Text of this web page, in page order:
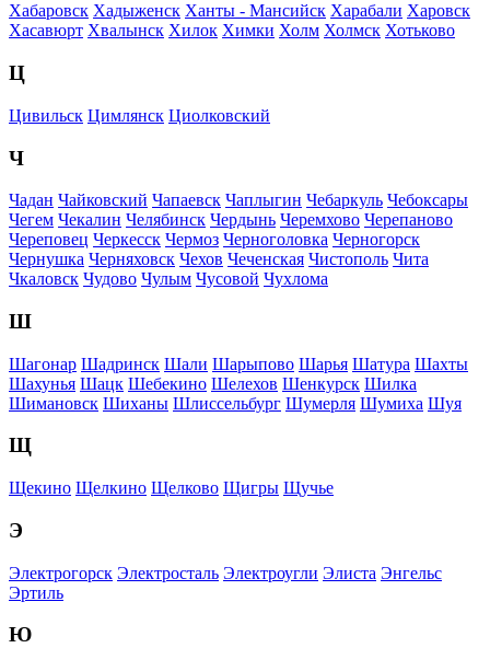
Хабаровск Хадыженск Ханты - Мансийск Харабали Харовск
Хасавюрт Хвалынск Хилок Химки Холм Холмск Хотьково
Ц
Цивильск Цимлянск Циолковский
Ч
Чадан Чайковский Чапаевск Чаплыгин Чебаркуль Чебоксары
Чегем Чекалин Челябинск Чердынь Черемхово Черепаново
Череповец Черкесск Чермоз Черноголовка Черногорск
Чернушка Черняховск Чехов Чеченская Чистополь Чита
Чкаловск Чудово Чулым Чусовой Чухлома
Ш
Шагонар Шадринск Шали Шарыпово Шарья Шатура Шахты
Шахунья Шацк Шебекино Шелехов Шенкурск Шилка
Шимановск Шиханы Шлиссельбург Шумерля Шумиха Шуя
Щ
Щекино Щелкино Щелково Щигры Щучье
Э
Электрогорск Электросталь Электроугли Элиста Энгельс
Эртиль
Ю